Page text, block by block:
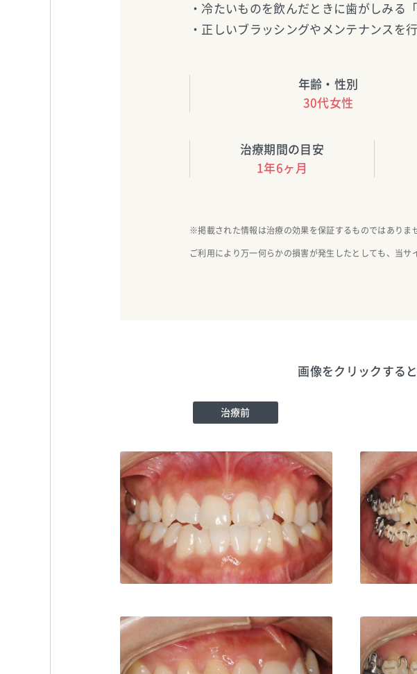
・冷たいものを飲んだときに歯がしみる
・正しいブラッシングやメンテナンスを
年齢・性別
30代女性
治療期間の目安
1年6ヶ月
※掲載された情報は治療の効果を保証するものではありま
ご利用により万一何らかの損害が発生したとしても、当サ
画像をクリックする
治療前
白数デンタルオフィス TEL:0862221182 白数デンタ